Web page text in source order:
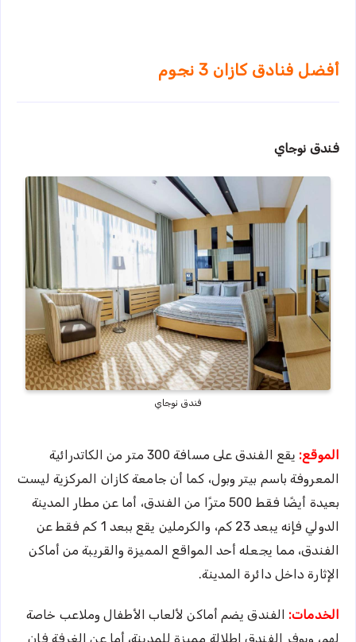
أفضل فنادق كازان 3 نجوم
فندق نوجاي
فندق نوجاي
الموقع:
يقع الفندق على مسافة 300 متر من الكاتدرائية
المعروفة باسم بيتر وبول، كما أن جامعة كازان المركزية ليست
بعيدة أيضًا فقط 500 مترًا من الفندق، أما عن مطار المدينة
الدولي فإنه يبعد 23 كم، والكرملين يقع ببعد 1 كم فقط عن
الفندق، مما يجعله أحد المواقع المميزة والقريبة من أماكن
الإثارة داخل دائرة المدينة.
الخدمات: الفندق يضم أماكن لألعاب الأطفال وملاعب خاصة
لهم، ويوفر الفندق إطلالة مميزة للمدينة، أما عن الغرفة فإن